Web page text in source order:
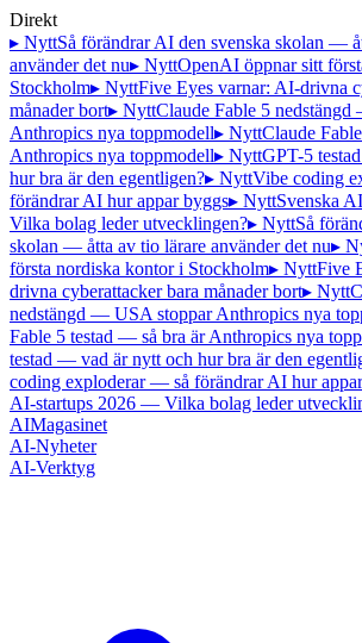
Direkt
▸ NyttSå förändrar AI den svenska skolan —
använder det nu▸ NyttOpenAI öppnar sitt
Stockholm▸ NyttFive Eyes varnar: AI-drivna
månader bort▸ NyttClaude Fable 5
Anthropics nya toppmodell▸ NyttClaude
Anthropics nya toppmodell▸ NyttGPT-5
hur bra är den egentligen?▸ NyttVibe coding
förändrar AI hur appar byggs▸ NyttSvenska
Vilka bolag leder utvecklingen?▸ NyttSå
skolan — åtta av tio lärare använder det nu▸
första nordiska kontor i Stockholm▸ NyttFive
drivna cyberattacker bara månader bort▸ Nytt
nedstängd — USA stoppar Anthropics nya
Fable 5 testad — så bra är Anthropics nya
testad — vad är nytt och hur bra är den
coding exploderar — så förändrar AI hur
AI-startups 2026 — Vilka bolag leder
AIMagasinet
AI-Nyheter
AI-Verktyg